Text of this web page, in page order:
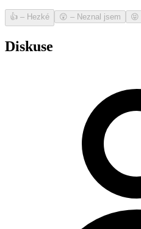
👍 – Hezké 😲 – Neznal jsem 😝
Diskuse